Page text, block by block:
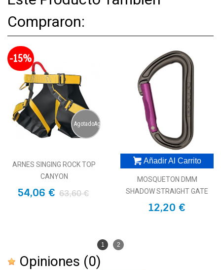
Compraron:
AgotadoAgotado
-15%
ARNES SINGING ROCK TOP
CANYON
54,06 € 63,60 €
Añadir Al Carrito
MOSQUETON DMM
SHADOW STRAIGHT GATE
12,20 €
1 2
Opiniones (0)